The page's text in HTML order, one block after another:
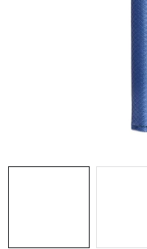
SLÚCHADLÁ,
EXKLUZÍVNE ZNAČKY